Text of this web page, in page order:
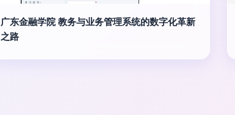
广东金融学院 教务与业务管理系统的数字化革新
之路